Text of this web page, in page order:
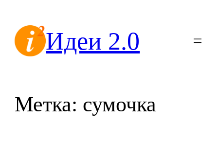
содержимомуИдеи 2.0
Метка: сумочка